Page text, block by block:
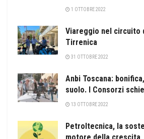
1 OTTOBRE 2022
Viareggio nel circuito
Tirrenica
31 OTTOBRE 2022
Anbi Toscana:
suolo. I Consorzi
13 OTTOBRE 2022
Petroltecnica, la